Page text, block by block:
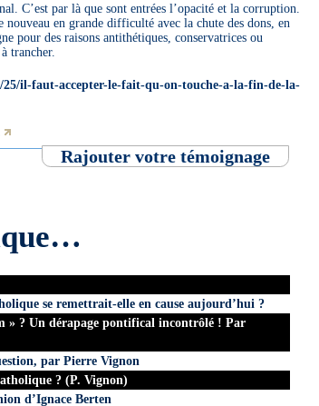
C’est par là que sont entrées l’opacité et la corruption.
en grande difficulté avec la chute des dons, en
pour des raisons antithétiques, conservatrices ou
trancher.
il-faut-accepter-le-fait-qu-on-touche-a-la-fin-de-la-
Rajouter votre témoignage
se remettrait-elle en cause aujourd’hui ?
» ? Un dérapage pontifical incontrôlé ! Par
par Pierre Vignon
? (P. Vignon)
d’Ignace Berten